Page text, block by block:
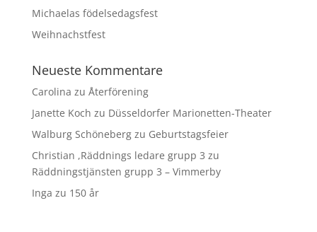
Michaelas födelsedagsfest
Weihnachstfest
Neueste Kommentare
Carolina zu Återförening
Janette Koch zu Düsseldorfer Marionetten-Theater
Walburg Schönebergzu Geburtstagsfeier
Christian ,Räddnings ledare grupp 3 zu
Räddningstjänsten grupp 3 – Vimmerby
Inga zu 150 år